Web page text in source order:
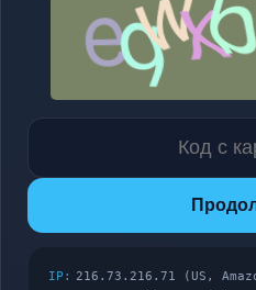
IP:
216.73.216.71 (US,